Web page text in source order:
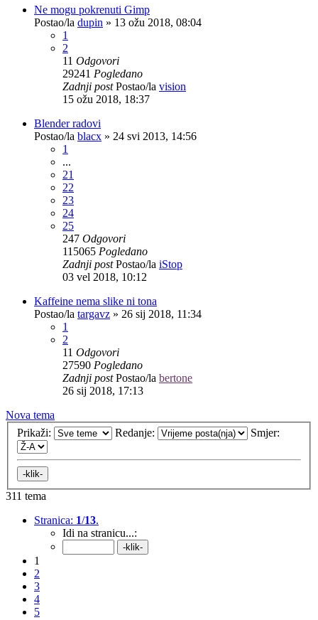
Ne mogu pokrenuti Gimp
Postao/la dupin » 13 ožu 2018, 08:04
1
2
11 Odgovori
29241 Pogledano
Zadnji postPostao/la vision
15 ožu 2018, 18:37
Blender radovi
Postao/la blacx » 24 svi 2013, 14:56
1
...
21
22
23
24
25
247 Odgovori
115065 Pogledano
Zadnji postPostao/la iStop
03 vel 2018, 10:12
Kaffeine nema slike ni tona
Postao/la targavz » 26 sij 2018, 11:34
1
2
11 Odgovori
27590 Pogledano
Zadnji postPostao/la bertone
26 sij 2018, 17:13
Nova tema
Prikaži:
Redanje: Smjer:
311 tema
Stranica: 1/13.
Idi na stranicu...:
1
2
3
4
5